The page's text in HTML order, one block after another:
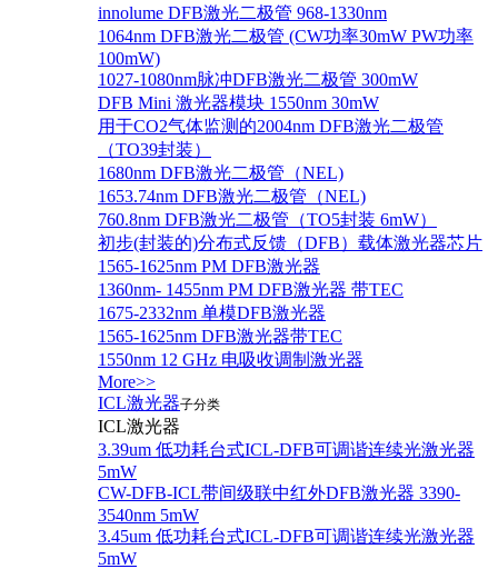
innolume DFB激光二极管 968-1330nm
1064nm DFB激光二极管 (CW功率30mW PW功率
100mW)
1027-1080nm脉冲DFB激光二极管 300mW
DFB Mini 激光器模块 1550nm 30mW
用于CO2气体监测的2004nm DFB激光二极管
（TO39封装）
1680nm DFB激光二极管（NEL)
1653.74nm DFB激光二极管（NEL)
760.8nm DFB激光二极管（TO5封装 6mW）
初步(封装的)分布式反馈（DFB）载体激光器芯片
1565-1625nm PM DFB激光器
1360nm- 1455nm PM DFB激光器 带TEC
1675-2332nm 单模DFB激光器
1565-1625nm DFB激光器带TEC
1550nm 12 GHz 电吸收调制激光器
More>>
ICL激光器子分类
ICL激光器
3.39um 低功耗台式ICL-DFB可调谐连续光激光器
5mW
CW-DFB-ICL带间级联中红外DFB激光器 3390-
3540nm 5mW
3.45um 低功耗台式ICL-DFB可调谐连续光激光器
5mW